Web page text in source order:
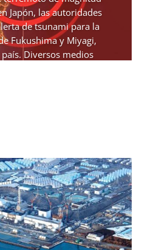
Japón, las autoridades
de tsunami para la
Fukushima y Miyagi,
Diversos medios